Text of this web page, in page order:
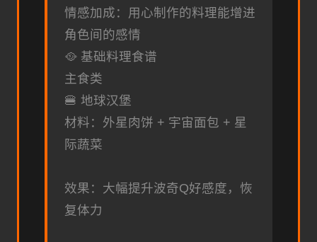
情感加成：用心制作的料理能增进
角色间的感情
🥘 基础料理食谱
主食类
🍔 地球汉堡
材料：外星肉饼 + 宇宙面包 + 星
际蔬菜
效果：大幅提升波奇Q好感度，恢
复体力